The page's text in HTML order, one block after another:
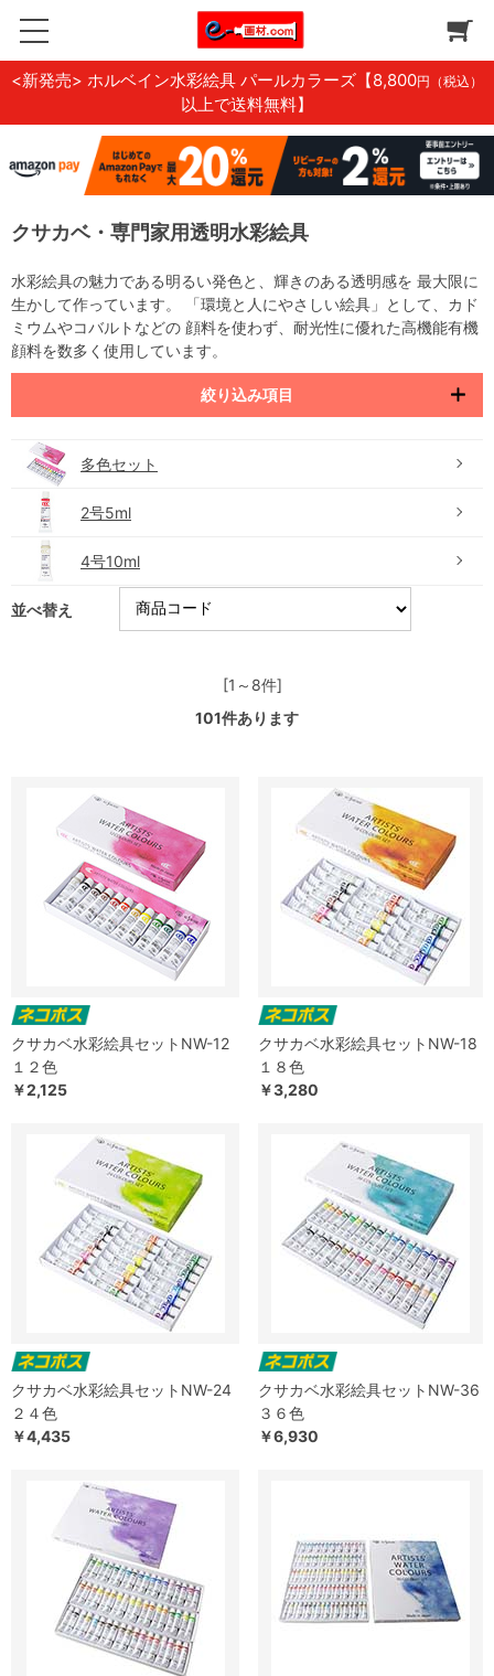
<新発売> ホルベイン水彩絵具 パールカラーズ 【8,800円（税込）
以上で送料無料】
クサカベ・専門家用透明水彩絵具
水彩絵具の魅力である明るい発色と、輝きのある透明感を 最大限に
生かして作っています。 「環境と人にやさしい絵具」として、カド
ミウムやコバルトなどの 顔料を使わず、耐光性に優れた高機能有機
顔料を数多く使用しています。
絞り込み項目
多色セット
2号5ml
4号10ml
並べ替え
[1～8件]
101件あります
クサカベ水彩絵具セットNW-12
１２色
￥2,125
クサカベ水彩絵具セットNW-18
１８色
￥3,280
クサカベ水彩絵具セットNW-24
２４色
￥4,435
クサカベ水彩絵具セットNW-36
３６色
￥6,930